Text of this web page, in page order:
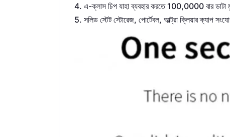
4. এ-ক্লাস চিপ যাহা ব্যবহার করতে 100,0000 বার
5. সলিড স্টেট স্টোরেজ, পোর্টেবল, আল্ট্রা ক্লিয়ার ক্যাপ